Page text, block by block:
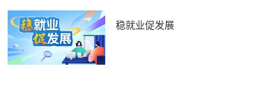
稳就业促发展